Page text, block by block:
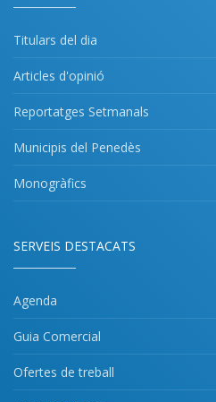
Titulars del dia
Articles d'opinió
Reportatges Setmanals
Municipis del Penedès
Monogràfics
SERVEIS DESTACATS
Agenda
Guia Comercial
Ofertes de treball